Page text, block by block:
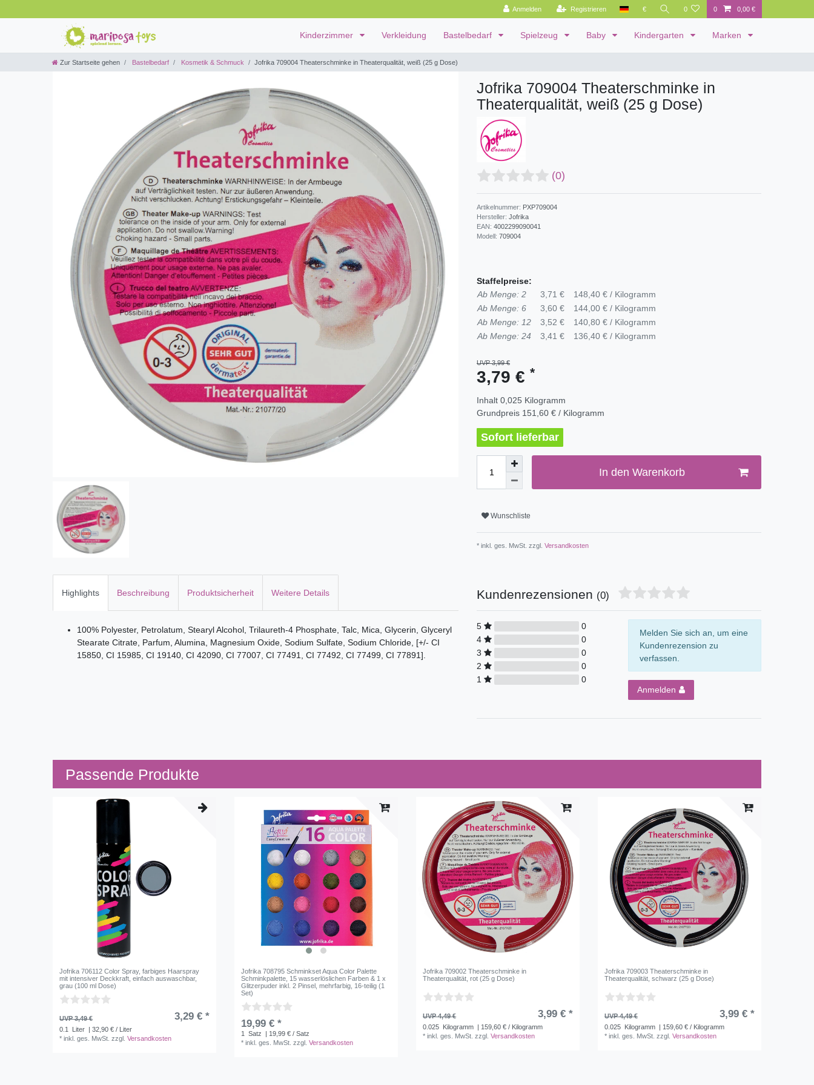
Anmelden Registrieren € 0 0 0,00 €
Kinderzimmer Verkleidung Bastelbedarf Spielzeug Baby Kindergarten Marken
Zur Startseite gehen Bastelbedarf Kosmetik & Schmuck Jofrika 709004 Theaterschminke in Theaterqualität, weiß (25 g Dose)
Jofrika 709004 Theaterschminke in
Theaterqualität, weiß (25 g Dose)
(0)
Artikelnummer: PXP709004
Hersteller: Jofrika
EAN: 4002299090041
Modell: 709004
Staffelpreise:
Ab Menge: 2
3,71 €
148,40 € / Kilogramm
Ab Menge: 6
3,60 €
144,00 € / Kilogramm
Ab Menge: 12
3,52 €
140,80 € / Kilogramm
Ab Menge: 24
3,41 € 136,40 € / Kilogramm
UVP 3,99 €
3,79 € *
Inhalt 0,025 Kilogramm
Grundpreis 151,60 € / Kilogramm
Sofort lieferbar
In den Warenkorb
Wunschliste
* inkl. ges. MwSt. zzgl. Versandkosten
Highlights Beschreibung Produktsicherheit Weitere Details
100% Polyester, Petrolatum, Stearyl Alcohol, Trilaureth-4 Phosphate, Talc, Mica, Glycerin, Glyceryl
Stearate Citrate, Parfum, Alumina, Magnesium Oxide, Sodium Sulfate, Sodium Chloride, [+/- CI
15850, CI 15985, CI 19140, CI 42090, CI 77007, CI 77491, CI 77492, CI 77499, CI 77891].
Kundenrezensionen (0)
5
0
4
0
3
0
2
0
1
0
Melden Sie sich an, um eine
Kundenrezension zu
verfassen.
Anmelden
Passende Produkte
Jofrika 706112 Color Spray, farbiges Haarspray
mit intensiver Deckkraft, einfach auswaschbar,
grau (100 ml Dose)
UVP 3,49 € 3,29 € *
0.1 Liter | 32,90 € / Liter
*inkl. ges. MwSt. zzgl.Versandkosten
Jofrika 708795 Schminkset Aqua Color Palette
Schminkpalette, 15 wasserlöslichen Farben & 1 x
Glitzerpuder inkl. 2 Pinsel, mehrfarbig, 16-teilig (1
Set)
19,99 € *
1 Satz
| 19,99 € / Satz
*inkl. ges. MwSt. zzgl.Versandkosten
Jofrika 709002 Theaterschminke in
Theaterqualität, rot (25 g Dose)
UVP 4,49 € 3,99 € *
0.025 Kilogramm | 159,60 € / Kilogramm
*inkl. ges. MwSt. zzgl.Versandkosten
Jofrika 709003 Theaterschminke in
Theaterqualität, schwarz (25 g Dose)
UVP 4,49 € 3,99 € *
0.025 Kilogramm | 159,60 € / Kilogramm
*inkl. ges. MwSt. zzgl.Versandkosten